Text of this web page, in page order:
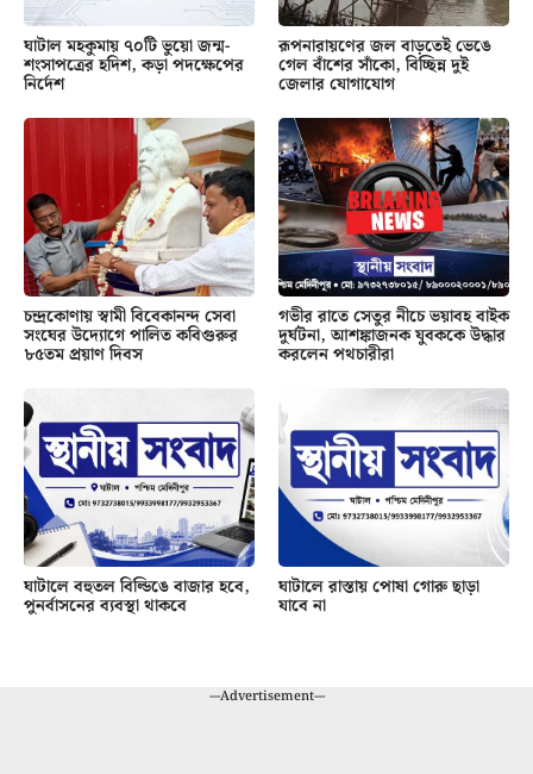
ঘাটাল মহকুমায় ৭০টি ভুয়ো জন্ম-
শংসাপত্রের হদিশ, কড়া পদক্ষেপের
নির্দেশ
রূপনারায়ণের জল বাড়তেই ভেঙে
গেল বাঁশের সাঁকো, বিচ্ছিন্ন দুই
জেলার যোগাযোগ
চন্দ্রকোণায় স্বামী বিবেকানন্দ সেবা
সংঘের উদ্যোগে পালিত কবিগুরুর
৮৫তম প্রয়াণ দিবস
গভীর রাতে সেতুর নীচে ভয়াবহ বাইক
দুর্ঘটনা, আশঙ্কাজনক যুবককে উদ্ধার
করলেন পথচারীরা
ঘাটালে বহুতল বিল্ডিঙে বাজার হবে,
পুনর্বাসনের ব্যবস্থা থাকবে
ঘাটালে রাস্তায় পোষা গোরু ছাড়া
যাবে না
---Advertisement---